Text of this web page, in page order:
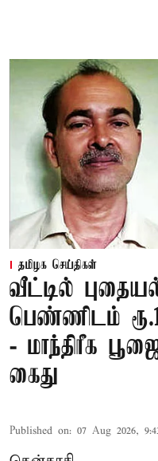
தமிழக செய்திகள்
வீட்டில்
பெண்ணிடம்
- மாந்திரீக
கைது
Published on: 07 Aug 2026,